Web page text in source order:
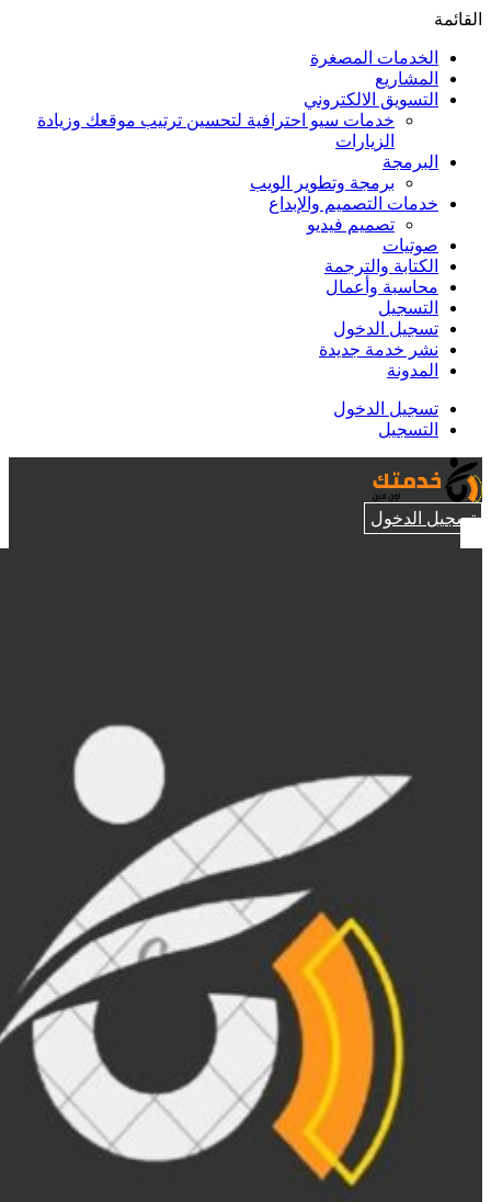
القائمة
الخدمات المصغرة
المشاريع
التسويق الالكتروني
خدمات سيو احترافية لتحسين ترتيب موقعك وزيادة
الزيارات
البرمجة
برمجة وتطوير الويب
خدمات التصميم والإبداع
تصميم فيديو
صوتيات
الكتابة والترجمة
محاسبة وأعمال
التسجيل
تسجيل الدخول
نشر خدمة جديدة
المدونة
تسجيل الدخول
التسجيل
تسجيل الدخول